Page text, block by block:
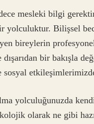
mesleki bilgi
yolculuktur. Bilişsel
bireylerin
dışarıdan bir bakışla
sosyal
yolculuğunuzda
olarak ne gibi